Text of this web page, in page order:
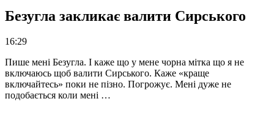
Безугла закликає валити Сирського
16:29
Пише мені Безугла. І каже що у мене чорна мітка що я не
включаюсь щоб валити Сирського. Каже «краще
включайтесь» поки не пізно. Погрожує. Мені дуже не
подобається коли мені …